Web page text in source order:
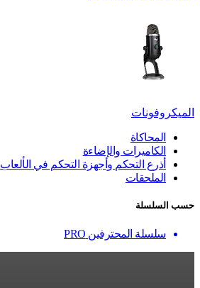
الميكروفونات
المحاكاة
الكاميرات والإضاءة
أذرع التحكم وأجهزة التحكم في الألعاب
الملحقات
حسب السلسلة
سلسلة المحترفين PRO